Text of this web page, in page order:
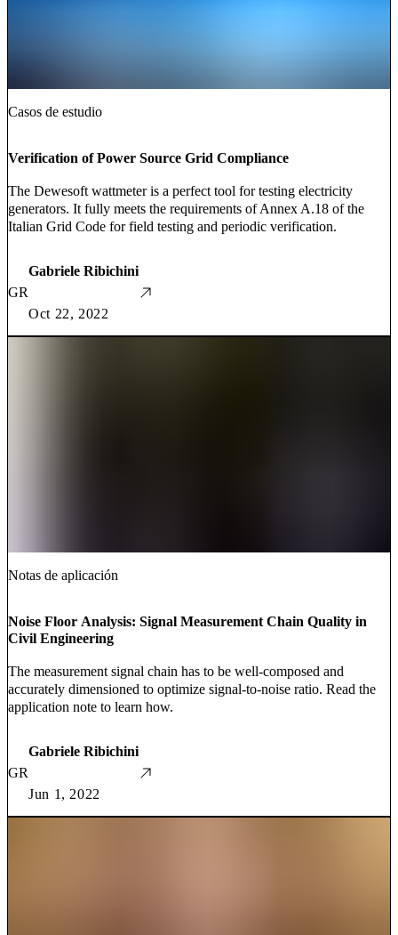
Casos de estudio
Verification of Power Source Grid Compliance
The Dewesoft wattmeter is a perfect tool for testing electricity
generators. It fully meets the requirements of Annex A.18 of the
Italian Grid Code for field testing and periodic verification.
GR
Gabriele Ribichini
Oct 22, 2022
Notas de aplicación
Noise Floor Analysis: Signal Measurement Chain Quality in
Civil Engineering
The measurement signal chain has to be well-composed and
accurately dimensioned to optimize signal-to-noise ratio. Read the
application note to learn how.
GR
Gabriele Ribichini
Jun 1, 2022